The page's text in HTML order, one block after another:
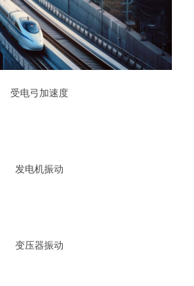
受电弓加速度
发电机振动
变压器振动